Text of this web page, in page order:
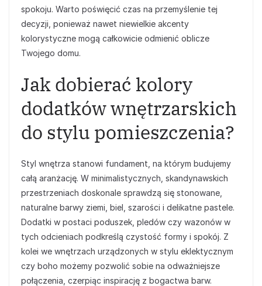
spokoju. Warto poświęcić czas na przemyślenie tej
decyzji, ponieważ nawet niewielkie akcenty
kolorystyczne mogą całkowicie odmienić oblicze
Twojego domu.
Jak dobierać kolory
dodatków wnętrzarskich
do stylu pomieszczenia?
Styl wnętrza stanowi fundament, na którym budujemy
całą aranżację. W minimalistycznych, skandynawskich
przestrzeniach doskonale sprawdzą się stonowane,
naturalne barwy ziemi, biel, szarości i delikatne pastele.
Dodatki w postaci poduszek, pledów czy wazonów w
tych odcieniach podkreślą czystość formy i spokój. Z
kolei we wnętrzach urządzonych w stylu eklektycznym
czy boho możemy pozwolić sobie na odważniejsze
połączenia, czerpiąc inspirację z bogactwa barw.